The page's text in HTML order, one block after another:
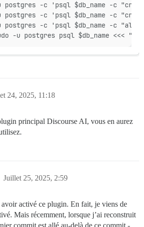
postgres -c 'psql $db_name -c
postgres -c 'psql $db_name -c
postgres -c 'psql $db_name -c
-u postgres psql $db_name <<<
24, 2025, 11:18
principal Discourse AI, vous en aurez
Juillet 25, 2025, 2:59
avoir activé ce plugin. En fait, je viens de
Mais récemment, lorsque j’ai reconstruit